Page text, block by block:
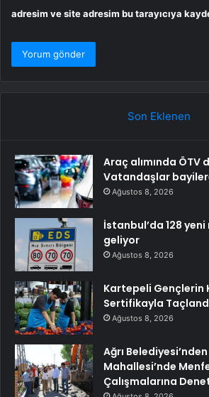
adresim ve site adresim bu tarayıcıya
Son Eklenen
Araç alımında ÖTV
Vatandaşlar
Ağustos 8, 2026
İstanbul’da 128
geliyor
Ağustos 8, 2026
Kartepeli Gençlerin
Sertifikayla
Ağustos 8, 2026
Ağrı
Mahallesi’nde
Çalışmalarına